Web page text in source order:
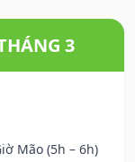
3
Mão (5h – 6h)